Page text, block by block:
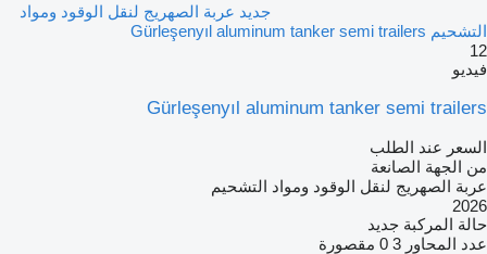
جديد عربة الصهريج لنقل الوقود ومواد
التشحيم Gürleşenyıl aluminum tanker semi trailers
12
فيديو
Gürleşenyıl aluminum tanker semi trailers
السعر عند الطلب
من الجهة الصانعة
عربة الصهريج لنقل الوقود ومواد التشحيم
2026
حالة المركبة جديد
عدد المحاور 3 0 مقصورة